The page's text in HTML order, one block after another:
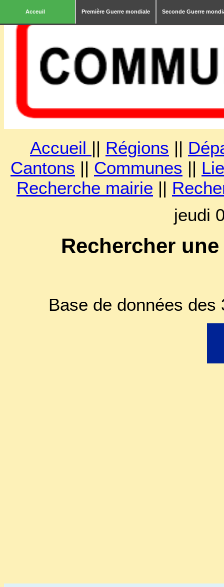
Acceuil Première Guerre mondiale Seconde Guerre
Accueil || Régions ||
Cantons || Communes ||
Recherche mairie ||
jeudi
Rechercher
Base de données